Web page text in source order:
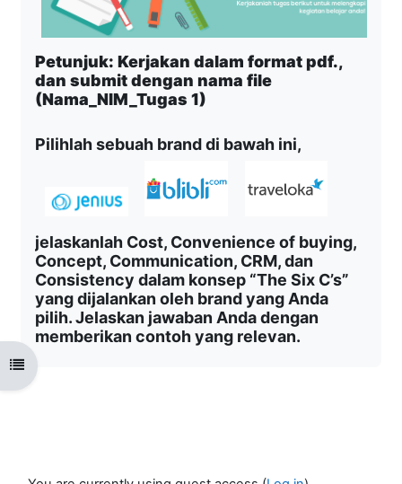
Open course index
Petunjuk: Kerjakan dalam format pdf.,
dan submit dengan nama file
(Nama_NIM_Tugas 1)
Pilihlah sebuah brand di bawah ini,
jelaskanlah Cost, Convenience of buying,
Concept, Communication, CRM, dan
Consistency dalam konsep “The Six C’s”
yang dijalankan oleh brand yang Anda
pilih. Jelaskan jawaban Anda dengan
memberikan contoh yang relevan.